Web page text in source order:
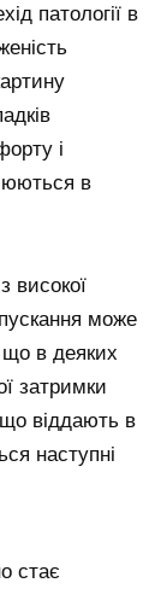
патології в
і
в
високої
може
в деяких
затримки
віддають в
наступні
стає